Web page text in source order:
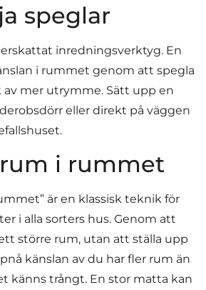
speglar
inredningsverktyg. En
i rummet genom att spegla
av mer utrymme. Sätt upp en
eller direkt på väggen
rum i rummet
är en klassisk teknik för
i alla sorters hus. Genom att
större rum, utan att ställa upp
känslan av du har fler rum än
känns trångt. En stor matta kan